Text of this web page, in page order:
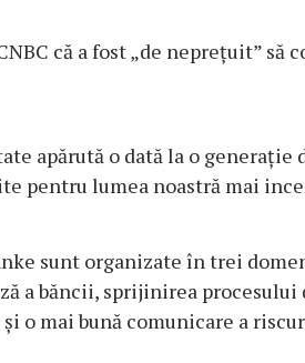
că a fost „de neprețuit”
apărută o dată la o
pentru lumea noastră mai
sunt organizate în trei
a băncii, sprijinirea
o mai bună comunicare a